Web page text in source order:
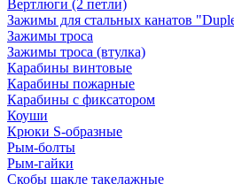
Вертлюги (2 петли)
Зажимы для стальных канатов
Зажимы троса
Зажимы троса (втулка)
Карабины винтовые
Карабины пожарные
Карабины с фиксатором
Коуши
Крюки S-образные
Рым-болты
Рым-гайки
Скобы шакле такелажные